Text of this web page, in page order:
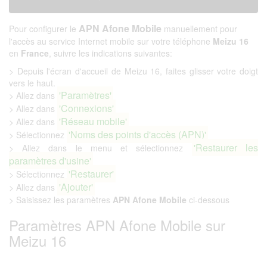
Pour configurer le APN Afone Mobile manuellement pour
l'accès au service Internet mobile sur votre téléphone Meizu 16
en France, suivre les indications suivantes:
> Depuis l'écran d'accueil de Meizu 16, faites glisser votre doigt
vers le haut.
> Allez dans 'Paramètres'
> Allez dans 'Connexions'
> Allez dans 'Réseau mobile'
> Sélectionnez 'Noms des points d'accès (APN)'
> Allez dans le menu et sélectionnez
'Restaurer les
paramètres d'usine'
> Sélectionnez 'Restaurer'
> Allez dans 'Ajouter'
> Saisissez les paramètres APN Afone Mobile ci-dessous
Paramètres APN Afone Mobile sur
Meizu 16